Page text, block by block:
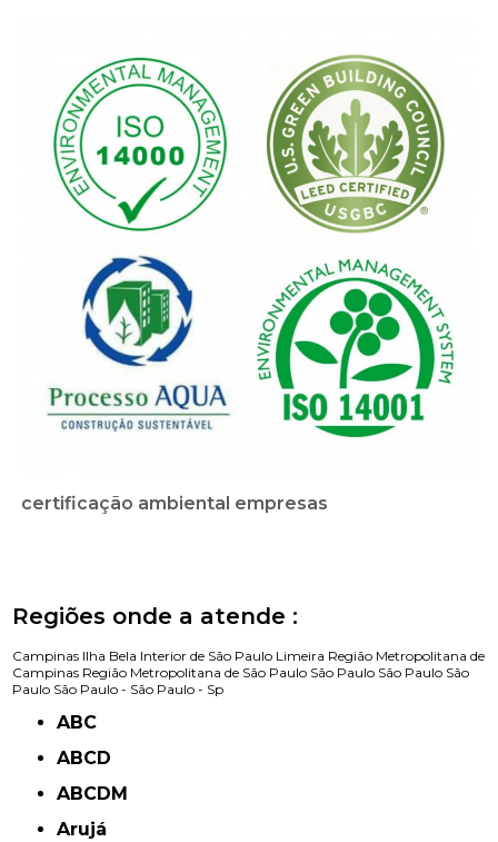
certificação ambiental empresas
Regiões onde a atende :
Campinas Ilha Bela Interior de São Paulo Limeira Região Metropolitana de
Campinas Região Metropolitana de São Paulo São Paulo São Paulo São
Paulo São Paulo - São Paulo - Sp
ABC
ABCD
ABCDM
Arujá